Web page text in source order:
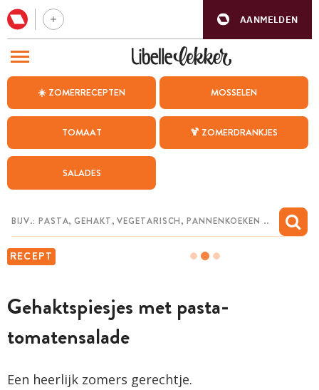
AANMELDEN
☀️ ZOMERRECEPTEN MOSSELEN
TOMAAT 🍹 ZOMERDRANKJES
SALADES
RECEPT
Gehaktspiesjes met pasta-
tomatensalade
Een heerlijk zomers gerechtje.
BEZOEK ONZE ANDERE WEBSITES
WEEKMENU
CHAT MET MAIA
MIJN BEWAARDE RECEPTEN